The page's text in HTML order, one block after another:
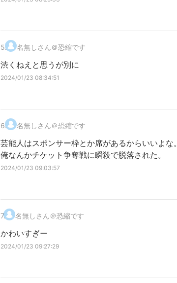
5. 名無しさん＠恐縮です
渋くねえと思うが別に
2024/01/23 08:34:51
6. 名無しさん＠恐縮です
芸能人はスポンサー枠とか席があるからいいよな。
俺なんかチケット争奪戦に瞬殺で脱落された。
2024/01/23 09:03:57
7. 名無しさん＠恐縮です
かわいすぎー
2024/01/23 09:27:29